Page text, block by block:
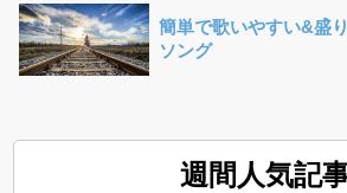
簡単で歌いやすい&盛
ソング
週間人気記